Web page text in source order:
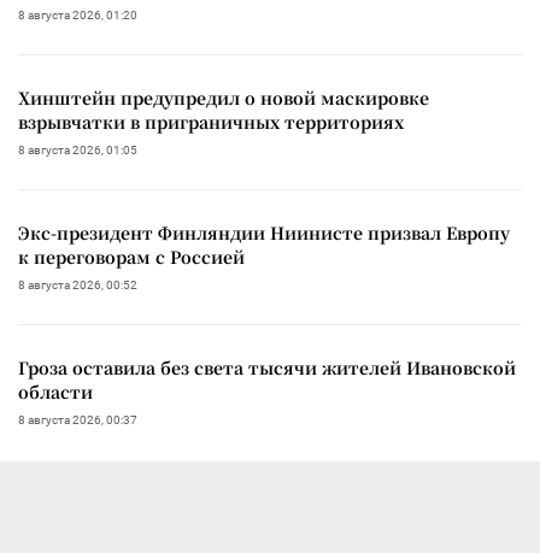
8 августа 2026, 01:20
Хинштейн предупредил о новой маскировке
взрывчатки в приграничных территориях
8 августа 2026, 01:05
Экс-президент Финляндии Ниинисте призвал Европу
к переговорам с Россией
8 августа 2026, 00:52
Гроза оставила без света тысячи жителей Ивановской
области
8 августа 2026, 00:37